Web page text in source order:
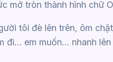
mở tròn thành hình chữ
tôi đè lên trên, ôm
đi… em muốn… nhanh